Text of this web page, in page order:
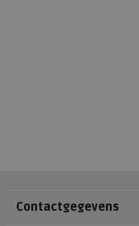
Contactgegevens